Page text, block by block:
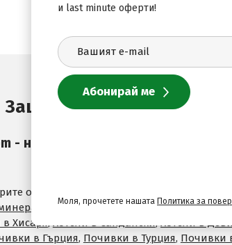
Защо да изберете нас
- най-предпочитан онлайн сайт за
оферти за
басейн, Хотели във Велинград,
в Хисаря,Хотели в Сандански,Хотели в
в Гърция, Почивки в Турция, Почивки
и last minute оферти!
Моля, прочетете нашата Политика за